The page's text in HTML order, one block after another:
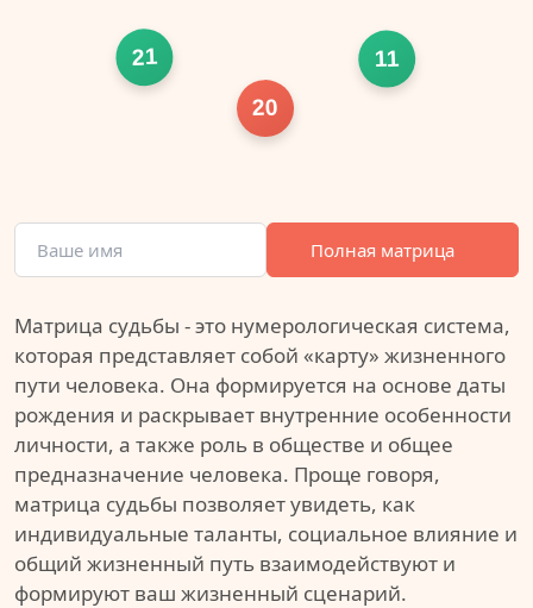
20
11
21
Полная матрица
Матрица судьбы - это нумерологическая система,
которая представляет собой «карту» жизненного
пути человека. Она формируется на основе даты
рождения и раскрывает внутренние особенности
личности, а также роль в обществе и общее
предназначение человека. Проще говоря,
матрица судьбы позволяет увидеть, как
индивидуальные таланты, социальное влияние и
общий жизненный путь взаимодействуют и
формируют ваш жизненный сценарий.